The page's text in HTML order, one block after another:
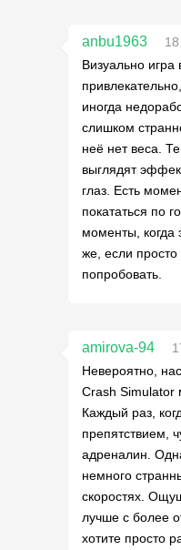
anbu1963
Визуально игра
иногда
слишком
неё нет веса.
выглядят
глаз. Есть
покататься по
моменты, когда
же, если
попробовать.
amirova-94
Невероятно,
Crash Simulator
Каждый раз,
препятствием,
адреналин.
немного
скоростях.
лучше с более
хотите просто